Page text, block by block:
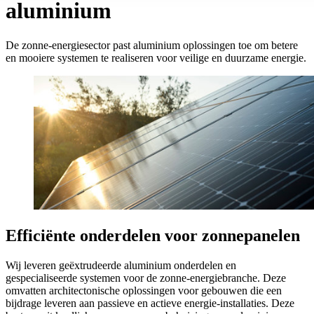
aluminium
De zonne-energiesector past aluminium oplossingen toe om betere
en mooiere systemen te realiseren voor veilige en duurzame energie.
Efficiënte onderdelen voor zonnepanelen
Wij leveren geëxtrudeerde aluminium onderdelen en
gespecialiseerde systemen voor de zonne-energiebranche. Deze
omvatten architectonische oplossingen voor gebouwen die een
bijdrage leveren aan passieve en actieve energie-installaties. Deze